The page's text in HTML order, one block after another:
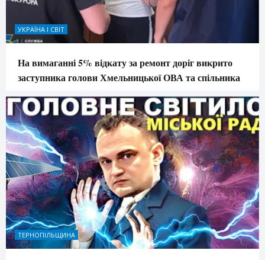
УКРАЇНА І СВІТ
На вимаганні 5% відкату за ремонт доріг викрито
заступника голови Хмельницької ОВА та спільника
ТЕРНОПІЛЬЩИНА